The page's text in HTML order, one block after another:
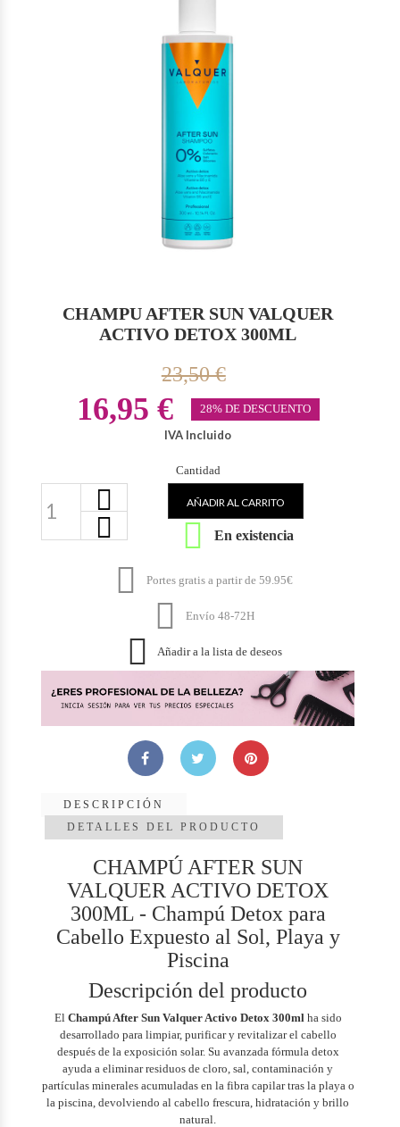
CHAMPU AFTER SUN VALQUER
ACTIVO DETOX 300ML
23,50 €
16,95 € 28% DE DESCUENTO
IVA Incluido
Cantidad
AÑADIR AL CARRITO
 En existencia
 Portes gratis a partir de 59.95€
 Envío 48-72H
 Añadir a la lista de deseos
DESCRIPCIÓN
DETALLES DEL PRODUCTO
CHAMPÚ AFTER SUN
VALQUER ACTIVO DETOX
300ML - Champú Detox para
Cabello Expuesto al Sol, Playa y
Piscina
Descripción del producto
El Champú After Sun Valquer Activo Detox 300ml ha sido
desarrollado para limpiar, purificar y revitalizar el cabello
después de la exposición solar. Su avanzada fórmula detox
ayuda a eliminar residuos de cloro, sal, contaminación y
partículas minerales acumuladas en la fibra capilar tras la playa o
la piscina, devolviendo al cabello frescura, hidratación y brillo
natural.